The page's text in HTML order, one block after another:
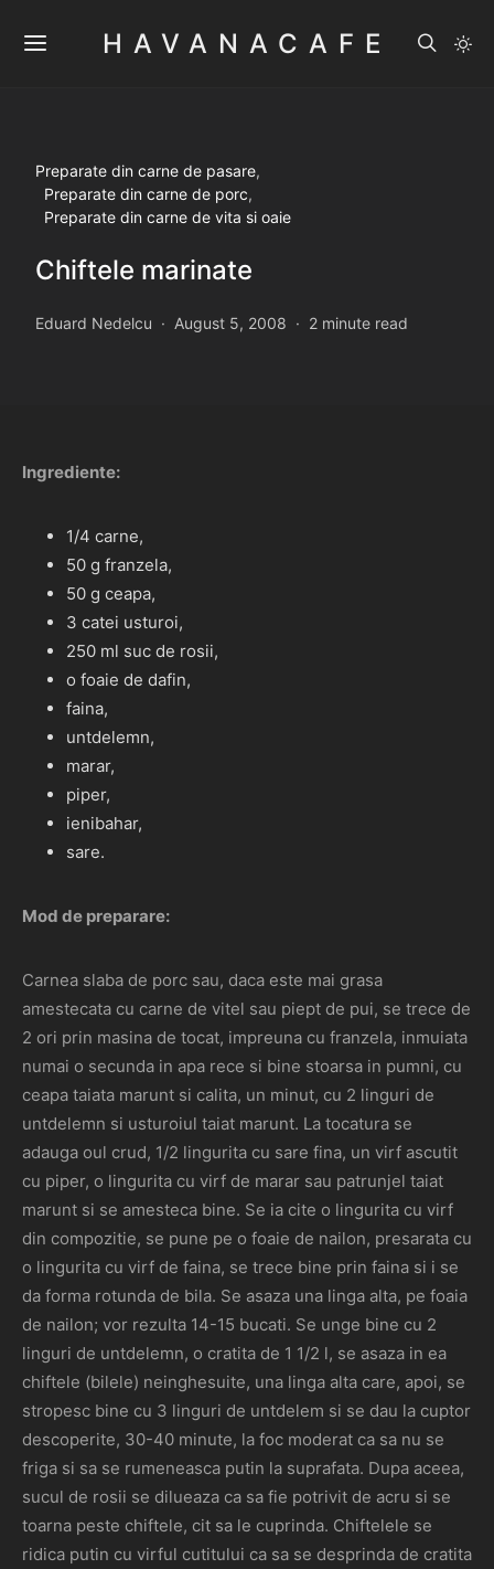
HAVANACAFE
Preparate din carne de pasare
Preparate din carne de porc
Preparate din carne de vita si oaie
Chiftele marinate
Eduard Nedelcu August 5, 2008 2 minute read
Ingrediente:
1/4 carne,
50 g franzela,
50 g ceapa,
3 catei usturoi,
250 ml suc de rosii,
o foaie de dafin,
faina,
untdelemn,
marar,
piper,
ienibahar,
sare.
Mod de preparare:
Carnea slaba de porc sau, daca este mai grasa
amestecata cu carne de vitel sau piept de pui, se trece de
2 ori prin masina de tocat, impreuna cu franzela, inmuiata
numai o secunda in apa rece si bine stoarsa in pumni, cu
ceapa taiata marunt si calita, un minut, cu 2 linguri de
untdelemn si usturoiul taiat marunt. La tocatura se
adauga oul crud, 1/2 lingurita cu sare fina, un virf ascutit
cu piper, o lingurita cu virf de marar sau patrunjel taiat
marunt si se amesteca bine. Se ia cite o lingurita cu virf
din compozitie, se pune pe o foaie de nailon, presarata cu
o lingurita cu virf de faina, se trece bine prin faina si i se
da forma rotunda de bila. Se asaza una linga alta, pe foaia
de nailon; vor rezulta 14-15 bucati. Se unge bine cu 2
linguri de untdelemn, o cratita de 1 1/2 l, se asaza in ea
chiftele (bilele) neinghesuite, una linga alta care, apoi, se
stropesc bine cu 3 linguri de untdelem si se dau la cuptor
descoperite, 30-40 minute, la foc moderat ca sa nu se
friga si sa se rumeneasca putin la suprafata. Dupa aceea,
sucul de rosii se dilueaza ca sa fie potrivit de acru si se
toarna peste chiftele, cit sa le cuprinda. Chiftelele se
ridica putin cu virful cutitului ca sa se desprinda de cratita